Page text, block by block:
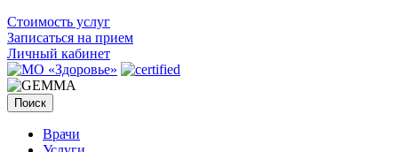
Стоимость услуг
Записаться на прием
Личный кабинет
Поиск
Врачи